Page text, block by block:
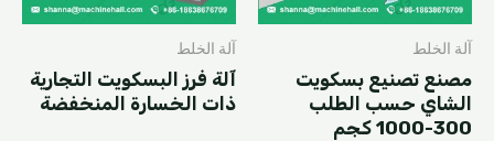
آلة الخلط
مصنع تصنيع بسكويت
الشاي حسب الطلب
300-1000 كجم
آلة الخلط
آلة فرز البسكويت التجارية
ذات الخسارة المنخفضة